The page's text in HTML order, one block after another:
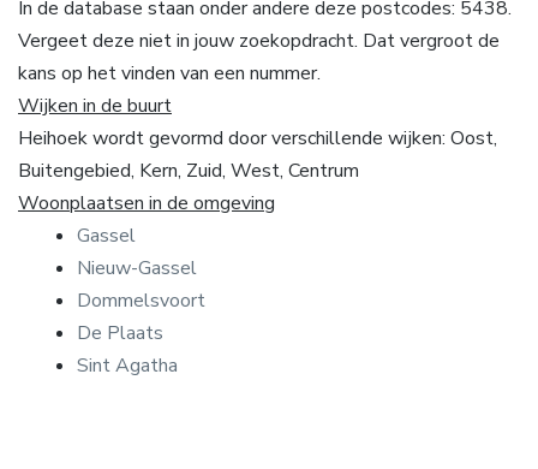
In de database staan onder andere deze postcodes: 5438.
Vergeet deze niet in jouw zoekopdracht. Dat vergroot de
kans op het vinden van een nummer.
Wijken in de buurt
Heihoek wordt gevormd door verschillende wijken: Oost,
Buitengebied, Kern, Zuid, West, Centrum
Woonplaatsen in de omgeving
Gassel
Nieuw-Gassel
Dommelsvoort
De Plaats
Sint Agatha